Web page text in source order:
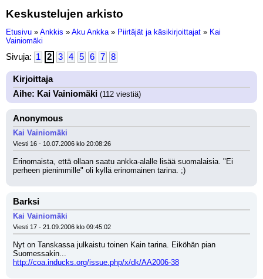
Keskustelujen arkisto
Etusivu » Ankkis » Aku Ankka » Piirtäjät ja käsikirjoittajat » Kai
Vainiomäki
Sivuja: 1 2 3 4 5 6 7 8
Kirjoittaja
Aihe: Kai Vainiomäki (112 viestiä)
Anonymous
Kai Vainiomäki
Viesti 16 - 10.07.2006 klo 20:08:26
Erinomaista, että ollaan saatu ankka-alalle lisää suomalaisia. "Ei
perheen pienimmille" oli kyllä erinomainen tarina. ;)
Barksi
Kai Vainiomäki
Viesti 17 - 21.09.2006 klo 09:45:02
Nyt on Tanskassa julkaistu toinen Kain tarina. Eiköhän pian
Suomessakin...
http://coa.inducks.org/issue.php/x/dk/AA2006-38